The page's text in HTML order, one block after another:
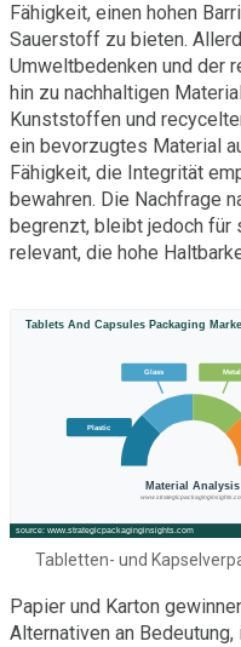
Fähigkeit, einen hohen
Sauerstoff zu bieten.
Umweltbedenken und der
hin zu nachhaltigen
Kunststoffen und
ein bevorzugtes Material
Fähigkeit, die Integrität
bewahren. Die Nachfrage
begrenzt, bleibt jedoch
relevant, die hohe
Tabletten- und
Papier und Karton
Alternativen an